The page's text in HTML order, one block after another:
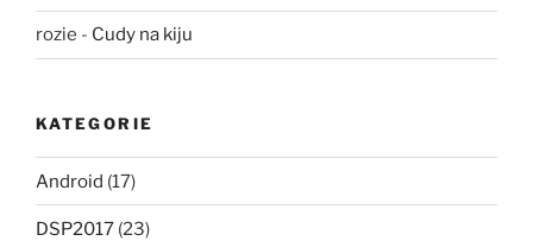
rozie - Cudy na kiju
KATEGORIE
Android (17)
DSP2017 (23)